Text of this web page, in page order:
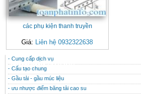
các phụ kiện thanh truyền
Giá: Liên hệ 0932322638
CONTACT
THÔNG TIN HỮU ÍCH
- Cung cấp dịch vụ
- Cấu tạo chung
- Gầu tải - gầu múc liệu
- ưu nhược điểm băng tải cao su